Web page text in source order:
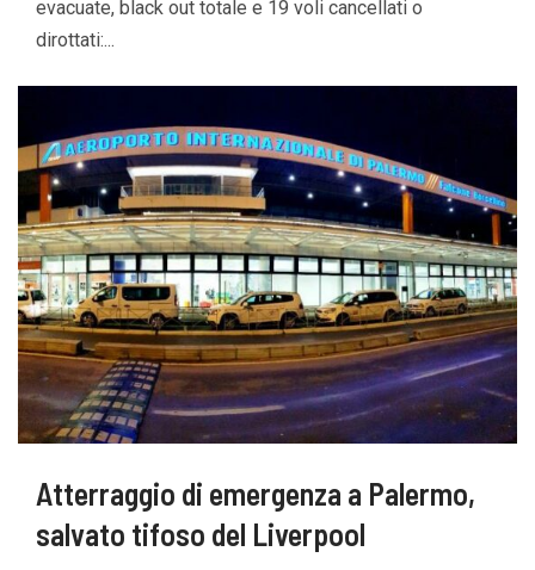
evacuate, black out totale e 19 voli cancellati o
dirottati:...
Atterraggio di emergenza a Palermo,
salvato tifoso del Liverpool